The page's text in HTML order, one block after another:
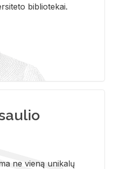
bi­b­lio­te­kai.
ne vieną unikalų